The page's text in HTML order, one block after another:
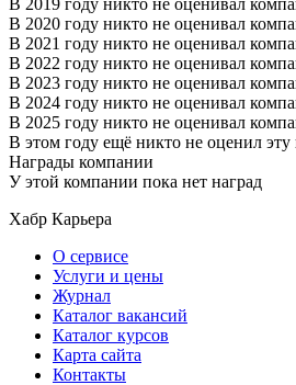
В 2020 году никто не оценивал
В 2021 году никто не оценивал
В 2022 году никто не оценивал
В 2023 году никто не оценивал
В 2024 году никто не оценивал
В 2025 году никто не оценивал
В этом году ещё никто не оценил
Награды компании
У этой компании пока нет наград
Хабр Карьера
О сервисе
Услуги и цены
Журнал
Каталог вакансий
Каталог курсов
Карта сайта
Контакты